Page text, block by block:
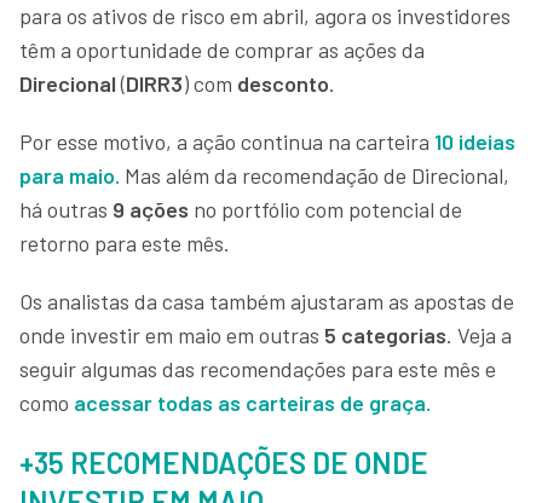
para os ativos de risco em abril, agora os investidores
têm a oportunidade de comprar as ações da
Direcional(DIRR3) com desconto.
Por esse motivo, a ação continua na carteira 10 ideias
para maio. Mas além da recomendação de Direcional,
há outras 9 ações no portfólio com potencial de
retorno para este mês.
Os analistas da casa também ajustaram as apostas de
onde investir em maio em outras 5 categorias. Veja a
seguir algumas das recomendações para este mês e
como acessar todas as carteiras de graça.
+35 RECOMENDAÇÕES DE ONDE